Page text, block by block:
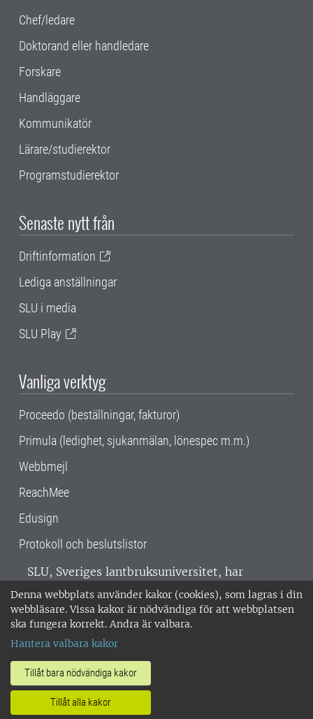
Denna webbplats använder kakor (cookies), som lagras i din
webbläsare. Vissa kakor är nödvändiga för att webbplatsen
ska fungera korrekt. Andra är valbara.
Hantera valbara kakor
Tillåt bara nödvändiga kakor
Tillåt alla kakor
Chef/ledare
Doktorand eller handledare
Forskare
Handläggare
Kommunikatör
Lärare/studierektor
Programstudierektor
Senaste nytt från
Driftinformation
Lediga anställningar
SLU i media
SLU Play
Vanliga verktyg
Proceedo (beställningar, fakturor)
Primula (ledighet, sjukanmälan, lönespec m.m.)
Webbmejl
ReachMee
Edusign
Protokoll och beslutslistor
SLU, Sveriges lantbruksuniversitet, har
verksamhet över hela Sverige. Huvudorter är
Alnarp, Uppsala och Umeå.SLU är
miljöcertifierat enligt ISO 14001. •
018-67 10 00 • Org nr: 202100-2817 •
Om SLU:s webbplatser
•Hantera kakor•Behandling av
personuppgifter